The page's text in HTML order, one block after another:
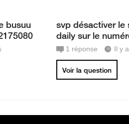
busuu
svp désactiver le
daily sur le
1 réponse Il y
Voir la question